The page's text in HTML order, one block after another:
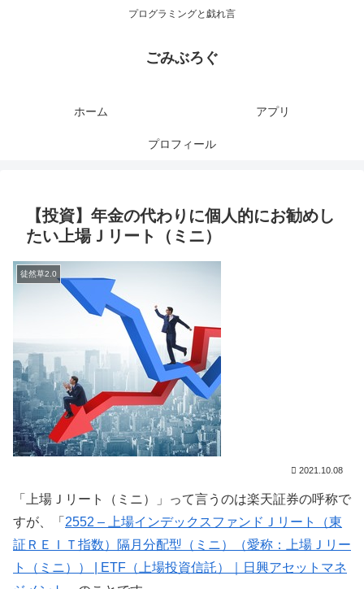
プログラミングと戯れ言
ごみぶろぐ
ホーム アプリ
プロフィール
【投資】年金の代わりに個人的にお勧めし
たい上場Ｊリート（ミニ）
徒然草2.0
2021.10.08
「上場Ｊリート（ミニ）」って言うのは楽天証券の呼称で
すが、「 2552 – 上場インデックスファンドＪリート（東
証ＲＥＩＴ指数）隔月分配型（ミニ）（愛称：上場Ｊリー
ト（ミニ）） | ETF（上場投資信託）｜日興アセットマネ